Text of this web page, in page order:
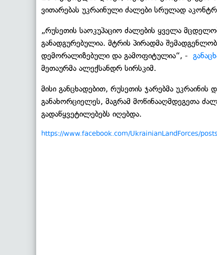
ვითარებას უკრაინული ძალები სრულად
„რუსეთის საოკუპაციო ძალების ყველა
განადგურებულია. მტრის პირადმა
დემორალიზებული და გამოფიტულია“, -
მეთაურმა ალექსანდრ სირსკიმ.
მისი განცხადებით, რუსეთის ჯარებმა
განახორციელეს, მაგრამ მოწინააღმდეგეთა
გადაწყვეტილებებს იღებდა.
https://www.facebook.com/UkrainianLandForces/